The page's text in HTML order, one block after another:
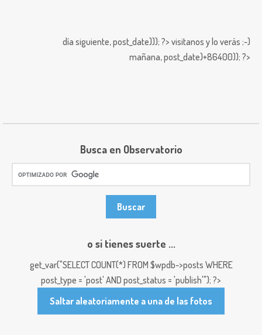
día siguiente,post_date))); ?> visitanos y lo verás ;-)
mañana,post_date)+86400)); ?>
Busca en Observatorio
o si tienes suerte ...
get_var("SELECT COUNT(*) FROM $wpdb->posts WHERE
post_type = 'post' AND post_status = 'publish'"); ?>
Saltar aleatoriamente a una de las fotos